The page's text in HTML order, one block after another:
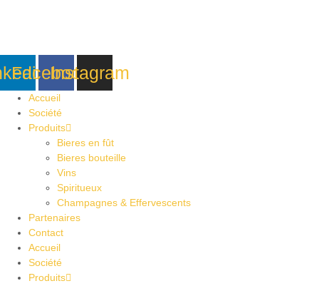
Facebook
Instagram
Accueil
Société
Produits
Bieres en fût
Bieres bouteille
Vins
Spiritueux
Champagnes & Effervescents
Partenaires
Contact
Accueil
Société
Produits